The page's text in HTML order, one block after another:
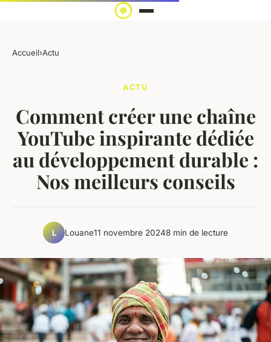
Accueil›Actu
ACTU
Comment créer une chaîne
YouTube inspirante dédiée
au développement durable :
Nos meilleurs conseils
L Louane11 novembre 20248 min de lecture